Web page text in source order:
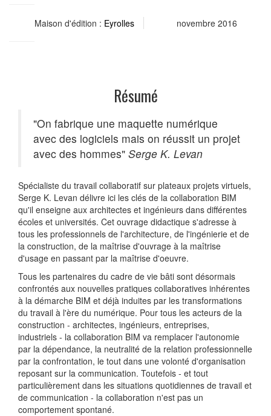
Maison d'édition : Eyrolles novembre 2016
Résumé
"On fabrique une maquette numérique
avec des logiciels mais on réussit un projet
avec des hommes" Serge K. Levan
Spécialiste du travail collaboratif sur plateaux projets virtuels,
Serge K. Levan délivre ici les clés de la collaboration BIM
qu'il enseigne aux architectes et ingénieurs dans différentes
écoles et universités. Cet ouvrage didactique s'adresse à
tous les professionnels de l'architecture, de l'ingénierie et de
la construction, de la maîtrise d'ouvrage à la maîtrise
d'usage en passant par la maîtrise d'oeuvre.
Tous les partenaires du cadre de vie bâti sont désormais
confrontés aux nouvelles pratiques collaboratives inhérentes
à la démarche BIM et déjà induites par les transformations
du travail à l'ère du numérique. Pour tous les acteurs de la
construction - architectes, ingénieurs, entreprises,
industriels - la collaboration BIM va remplacer l'autonomie
par la dépendance, la neutralité de la relation professionnelle
par la confrontation, le tout dans une volonté d'organisation
reposant sur la communication. Toutefois - et tout
particulièrement dans les situations quotidiennes de travail et
de communication - la collaboration n'est pas un
comportement spontané.